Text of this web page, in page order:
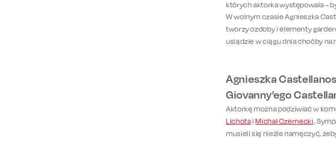
których aktorka występowała –
W wolnym czasie Agnieszka
tworzy ozdoby i elementy
usiądzie w ciągu dnia choćby na
Agnieszka
Giovanny’ego
Aktorkę można podziwiać w
LichotaiMichał Czernecki.
musieli się nieźle namęczyć,